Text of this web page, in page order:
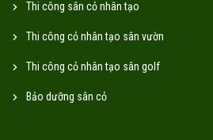
Thi công sân cỏ nhân tạo
Thi công cỏ nhân tạo sân vườn
Thi công cỏ nhân tạo sân golf
Bảo dưỡng sân cỏ